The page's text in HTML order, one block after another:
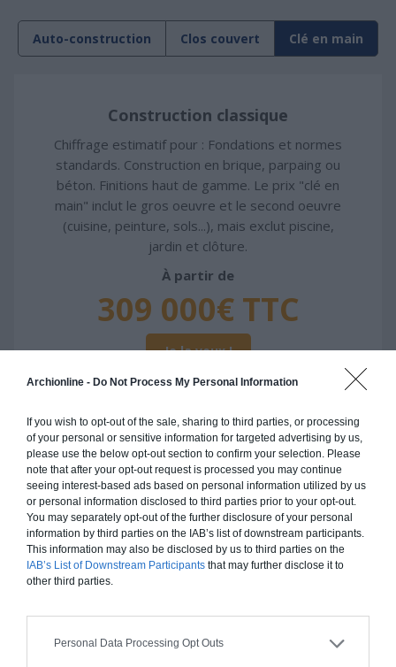
Archionline - Do Not Process My Personal Information
If you wish to opt-out of the sale, sharing to third parties, or processing
of your personal or sensitive information for targeted advertising by us,
please use the below opt-out section to confirm your selection. Please
note that after your opt-out request is processed you may continue
seeing interest-based ads based on personal information utilized by us
or personal information disclosed to third parties prior to your opt-out.
You may separately opt-out of the further disclosure of your personal
information by third parties on the IAB’s list of downstream participants.
This information may also be disclosed by us to third parties on the
IAB’s List of Downstream Participants that may further disclose it to
other third parties.
Personal Data Processing Opt Outs
Auto-construction Clos couvert Clé en main
Construction classique
Chiffrage estimatif pour : Fondations et normes
standards. Construction en brique, parpaing ou
béton. Finitions haut de gamme. Le prix "clé en
main" inclut le gros oeuvre et le second oeuvre
(cuisine, peinture, sols...), mais exclut piscine,
jardin et clôture.
À partir de
309 000€ TTC
Je la veux !
Construction ossature bois
Chiffrage estimatif pour : Fondations et normes
standards. Construction en ossature bois isolé.
Finitions haut de gamme. Le prix "clé en main"
inclut le gros oeuvre et le second oeuvre (cuisine,
peinture, sols...), mais exclut piscine, jardin et
À partir de
309 000€ TTC